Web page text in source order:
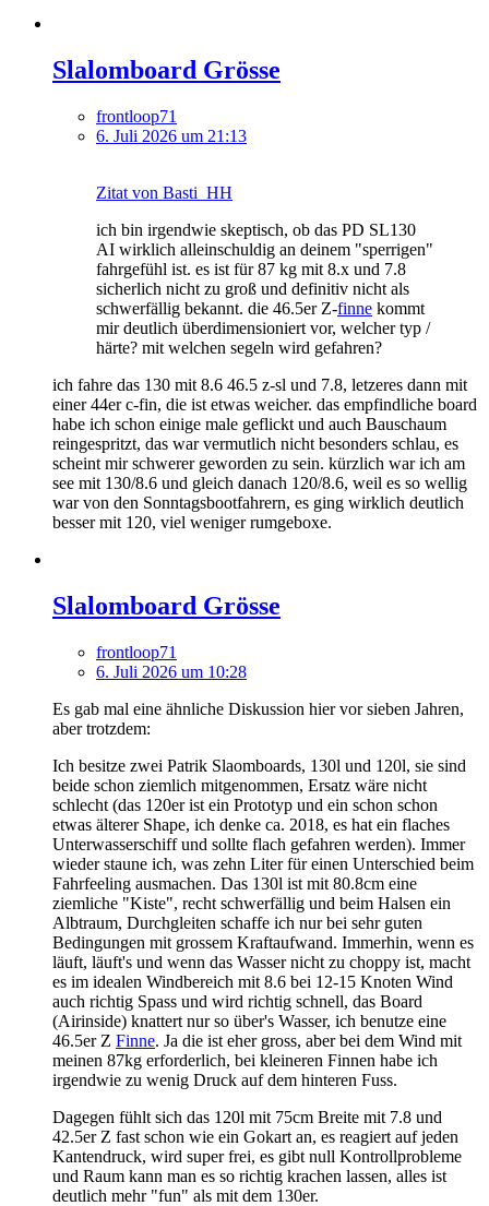
Slalomboard Grösse
frontloop71
6. Juli 2026 um 21:13
Zitat von Basti_HH
ich bin irgendwie skeptisch, ob das PD SL130
AI wirklich alleinschuldig an deinem "sperrigen"
fahrgefühl ist. es ist für 87 kg mit 8.x und 7.8
sicherlich nicht zu groß und definitiv nicht als
schwerfällig bekannt. die 46.5er Z-finne kommt
mir deutlich überdimensioniert vor, welcher typ /
härte? mit welchen segeln wird gefahren?
ich fahre das 130 mit 8.6 46.5 z-sl und 7.8, letzeres dann mit
einer 44er c-fin, die ist etwas weicher. das empfindliche board
habe ich schon einige male geflickt und auch Bauschaum
reingespritzt, das war vermutlich nicht besonders schlau, es
scheint mir schwerer geworden zu sein. kürzlich war ich am
see mit 130/8.6 und gleich danach 120/8.6, weil es so wellig
war von den Sonntagsbootfahrern, es ging wirklich deutlich
besser mit 120, viel weniger rumgeboxe.
Slalomboard Grösse
frontloop71
6. Juli 2026 um 10:28
Es gab mal eine ähnliche Diskussion hier vor sieben Jahren,
aber trotzdem:
Ich besitze zwei Patrik Slaomboards, 130l und 120l, sie sind
beide schon ziemlich mitgenommen, Ersatz wäre nicht
schlecht (das 120er ist ein Prototyp und ein schon schon
etwas älterer Shape, ich denke ca. 2018, es hat ein flaches
Unterwasserschiff und sollte flach gefahren werden). Immer
wieder staune ich, was zehn Liter für einen Unterschied beim
Fahrfeeling ausmachen. Das 130l ist mit 80.8cm eine
ziemliche "Kiste", recht schwerfällig und beim Halsen ein
Albtraum, Durchgleiten schaffe ich nur bei sehr guten
Bedingungen mit grossem Kraftaufwand. Immerhin, wenn es
läuft, läuft's und wenn das Wasser nicht zu choppy ist, macht
es im idealen Windbereich mit 8.6 bei 12-15 Knoten Wind
auch richtig Spass und wird richtig schnell, das Board
(Airinside) knattert nur so über's Wasser, ich benutze eine
46.5er Z Finne. Ja die ist eher gross, aber bei dem Wind mit
meinen 87kg erforderlich, bei kleineren Finnen habe ich
irgendwie zu wenig Druck auf dem hinteren Fuss.
Dagegen fühlt sich das 120l mit 75cm Breite mit 7.8 und
42.5er Z fast schon wie ein Gokart an, es reagiert auf jeden
Kantendruck, wird super frei, es gibt null Kontrollprobleme
und Raum kann man es so richtig krachen lassen, alles ist
deutlich mehr "fun" als mit dem 130er.